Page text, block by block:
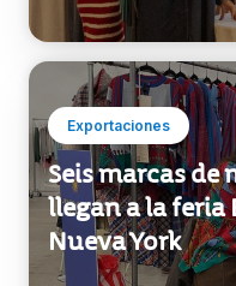
Exportaciones
Seis marcas
llegan a la feria
Nueva York